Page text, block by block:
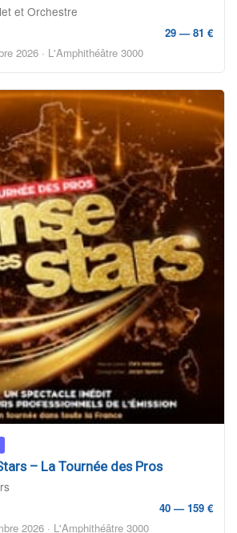
et Orchestre
29 — 81 €
2026 · L'Amphithéâtre 3000
– La Tournée des Pros
40 — 159 €
2026 · L'Amphithéâtre 3000